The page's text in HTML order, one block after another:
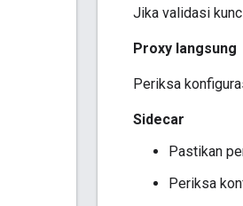
Jika validasi
Proxy langsung
Periksa
Sidecar
Pastikan
Periksa